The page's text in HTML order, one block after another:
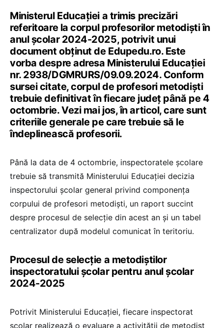
Ministerul Educației a trimis precizări
referitoare la corpul profesorilor metodiști în
anul școlar 2024-2025, potrivit unui
document obținut de Edupedu.ro. Este
vorba despre adresa Ministerului Educației
nr. 2938/DGMRURS/09.09.2024. Conform
sursei citate, corpul de profesori metodiști
trebuie definitivat în fiecare județ până pe 4
octombrie. Vezi mai jos, în articol, care sunt
criteriile generale pe care trebuie să le
îndeplinească profesorii.
Până la data de 4 octombrie, inspectoratele școlare
trebuie să transmită Ministerului Educației decizia
inspectorului școlar general privind componența
corpului de profesori metodiști, un raport succint
despre procesul de selecție din acest an și un tabel
centralizator după modelul comunicat în teritoriu.
Procesul de selecție a metodiștilor
inspectoratului școlar pentru anul şcolar
2024-2025
Potrivit Ministerului Educației, fiecare inspectorat
școlar realizează o evaluare a activității de metodist